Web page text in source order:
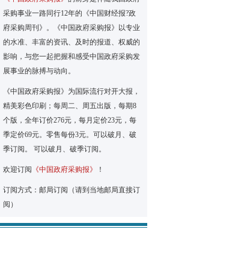
采购事业一路同行12年的《中国财经报?政
府采购周刊》。《中国政府采购报》以专业
的水准、丰富的资讯、及时的报道、权威的
影响，与您一起把握和感受中国政府采购发
展事业的脉搏与动向。
《中国政府采购报》为国际流行对开大报，
精美彩色印刷；每周二、周五出版，每期8
个版，全年订价276元，每月定价23元，每
季定价69元。零售每份3元。可以破月、破
季订阅。 可以破月、破季订阅。
欢迎订阅 《中国政府采购报》 ！
订阅方式：邮局订阅（请到当地邮局直接订
阅）